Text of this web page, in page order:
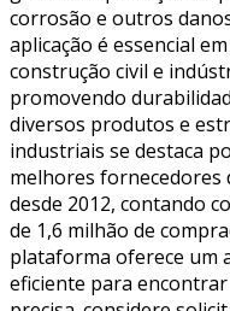
corrosão e outros
aplicação é essencial
construção civil e
promovendo
diversos produtos e
industriais se destaca
melhores fornecedores
desde 2012, contando
de 1,6 milhão de
plataforma oferece um
eficiente para